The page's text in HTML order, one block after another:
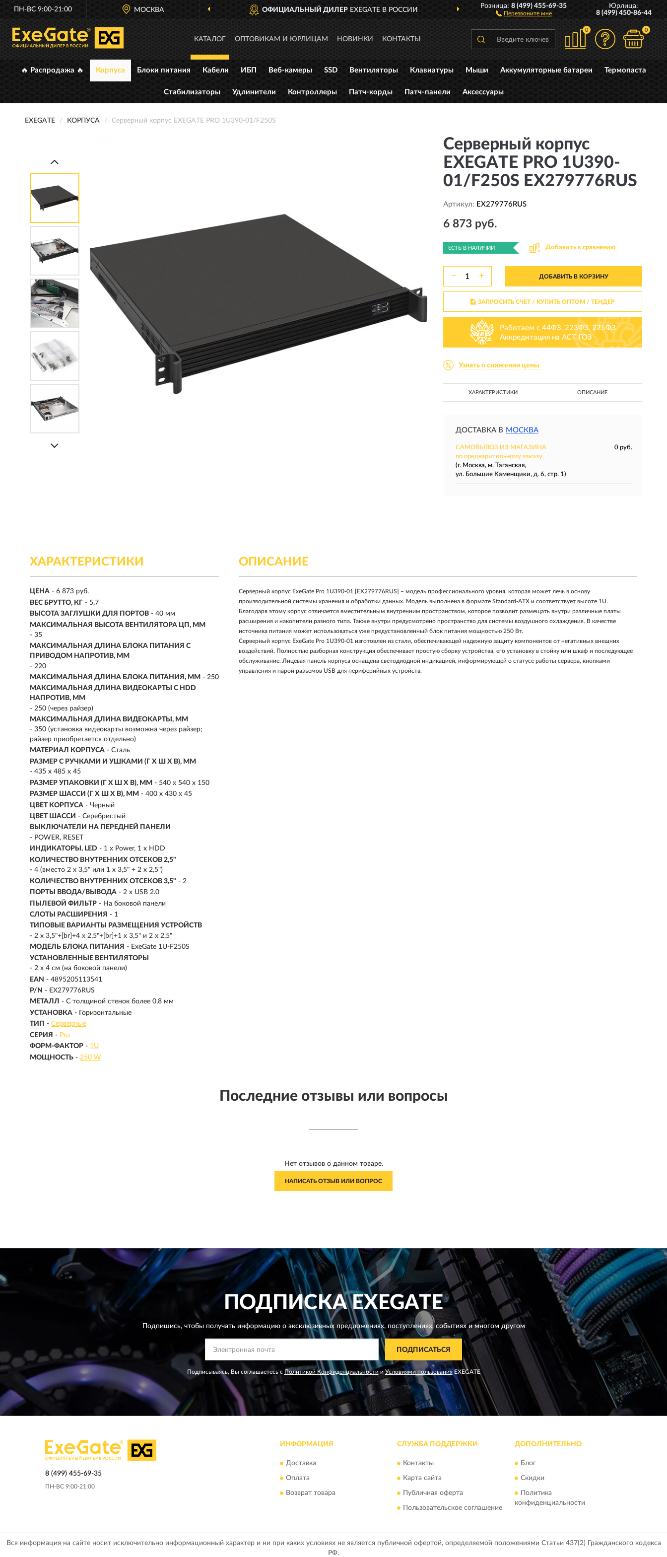
ПН-ВС 9:00-21:00 МОСКВА ОФИЦИАЛЬНЫЙ ДИЛЕРEXEGATE В РОССИИ ДОСТАВИМ ПО ВСЕЙ РОССИИ
Розница:8 (499) 455-69-35
Перезвоните мне
Юрлица:
8 (499) 450-86-44
КАТАЛОГ ОПТОВИКАМ И ЮРЛИЦАМ НОВИНКИ КОНТАКТЫ
0 0
🔥 Распродажа 🔥 Корпуса Блоки питания Кабели ИБП Веб-камеры SSD Вентиляторы Клавиатуры Мыши Аккумуляторные батареи Термопаста
Стабилизаторы Удлинители Контроллеры Патч-корды Патч-панели Аксессуары
EXEGATE КОРПУСА Серверный корпус EXEGATE PRO 1U390-01/F250S
Серверный корпус
EXEGATE PRO 1U390-
01/F250S EX279776RUS
Артикул: EX279776RUS
6 873 руб.
ЕСТЬ В НАЛИЧИИ Добавить к сравнению
− + ДОБАВИТЬ В КОРЗИНУ
ЗАПРОСИТЬ СЧЕТ / КУПИТЬ ОПТОМ/ ТЕНДЕР
Работаем с 44ФЗ, 223ФЗ, 275ФЗ
Аккредитация на АСТ ГОЗ
Узнать о снижении цены
ХАРАКТЕРИСТИКИ ОПИСАНИЕ
ДОСТАВКА В МОСКВА
САМОВЫВОЗ ИЗ МАГАЗИНА
0 руб.
по предварительному заказу
(г. Москва, м. Таганская,
ул. Большие Каменщики, д. 6, стр. 1)
ХАРАКТЕРИСТИКИ
ЦЕНА - 6 873 руб.
ВЕС БРУТТО, КГ - 5,7
ВЫСОТА ЗАГЛУШКИ ДЛЯ ПОРТОВ - 40 мм
МАКСИМАЛЬНАЯ ВЫСОТА ВЕНТИЛЯТОРА ЦП, ММ
- 35
МАКСИМАЛЬНАЯ ДЛИНА БЛОКА ПИТАНИЯ С
ПРИВОДОМ НАПРОТИВ, ММ
- 220
МАКСИМАЛЬНАЯ ДЛИНА БЛОКА ПИТАНИЯ, ММ - 250
МАКСИМАЛЬНАЯ ДЛИНА ВИДЕОКАРТЫ С HDD
НАПРОТИВ, ММ
- 250 (через райзер)
МАКСИМАЛЬНАЯ ДЛИНА ВИДЕОКАРТЫ, ММ
- 350 (установка видеокарты возможна через райзер;
райзер приобретается отдельно)
МАТЕРИАЛ КОРПУСА - Сталь
РАЗМЕР С РУЧКАМИ И УШКАМИ (Г X Ш X В), ММ
- 435 x 485 x 45
РАЗМЕР УПАКОВКИ (Г X Ш X B), ММ - 540 x 540 x 150
РАЗМЕР ШАССИ (Г X Ш X В), ММ - 400 x 430 x 45
ЦВЕТ КОРПУСА - Черный
ЦВЕТ ШАССИ - Серебристый
ВЫКЛЮЧАТЕЛИ НА ПЕРЕДНЕЙ ПАНЕЛИ
- POWER, RESET
ИНДИКАТОРЫ, LED - 1 x Power, 1 x HDD
КОЛИЧЕСТВО ВНУТРЕННИХ ОТСЕКОВ 2,5"
- 4 (вместо 2 x 3,5" или 1 x 3,5" + 2 x 2,5")
КОЛИЧЕСТВО ВНУТРЕННИХ ОТСЕКОВ 3,5" - 2
ПОРТЫ ВВОДА/ВЫВОДА - 2 x USB 2.0
ПЫЛЕВОЙ ФИЛЬТР - На боковой панели
СЛОТЫ РАСШИРЕНИЯ - 1
ТИПОВЫЕ ВАРИАНТЫ РАЗМЕЩЕНИЯ УСТРОЙСТВ
- 2 x 3,5"+[br]+4 x 2,5"+[br]+1 x 3,5" и 2 x 2,5"
МОДЕЛЬ БЛОКА ПИТАНИЯ - ExeGate 1U-F250S
УСТАНОВЛЕННЫЕ ВЕНТИЛЯТОРЫ
- 2 x 4 см (на боковой панели)
EAN - 4895205113541
P/N - EX279776RUS
МЕТАЛЛ - С толщиной стенок более 0,8 мм
УСТАНОВКА - Горизонтальные
ТИП - Серверные
СЕРИЯ - Pro
ФОРМ-ФАКТОР - 1U
МОЩНОСТЬ - 250 W
ОПИСАНИЕ
Серверный корпус ExeGate Pro 1U390-01 [EX279776RUS] – модель профессионального уровня, которая может лечь в основу
производительной системы хранения и обработки данных. Модель выполнена в формате Standard-ATX и соответствует высоте 1U.
Благодаря этому корпус отличается вместительным внутренним пространством, которое позволит размещать внутри различные платы
расширения и накопители разного типа. Также внутри предусмотрено пространство для системы воздушного охлаждения. В качестве
источника питания может использоваться уже предустановленный блок питания мощностью 250 Вт.
Серверный корпус ExeGate Pro 1U390-01 изготовлен из стали, обеспечивающей надежную защиту компонентов от негативных внешних
воздействий. Полностью разборная конструкция обеспечивает простую сборку устройства, его установку в стойку или шкаф и последующее
обслуживание. Лицевая панель корпуса оснащена светодиодной индикацией, информирующей о статусе работы сервера, кнопками
управления и парой разъемов USB для периферийных устройств.
Последние отзывы или вопросы
Нет отзывов о данном товаре.
НАПИСАТЬ ОТЗЫВ ИЛИ ВОПРОС
ПОДПИСКАEXEGATE
Подпишись, чтобы получать информацию о эксклюзивных предложениях,поступлениях, событиях и многом другом
ПОДПИСАТЬСЯ
Подписываясь, Вы соглашаетесь с Политикой Конфиденциальности иУсловиями пользованияEXEGATE
8 (499) 455-69-35
ПН-ВС 9:00-21:00
ИНФОРМАЦИЯ
Доставка
Оплата
Возврат товара
СЛУЖБА ПОДДЕРЖКИ
Контакты
Карта сайта
Публичная оферта
Пользовательское соглашение
ДОПОЛНИТЕЛЬНО
Блог
Скидки
Политика
конфиденциальности
Вся информация на сайте носит исключительно информационный характер и ни при каких условиях не является публичной офертой, определяемой положениями Статьи 437(2) Гражданского кодекса
РФ.